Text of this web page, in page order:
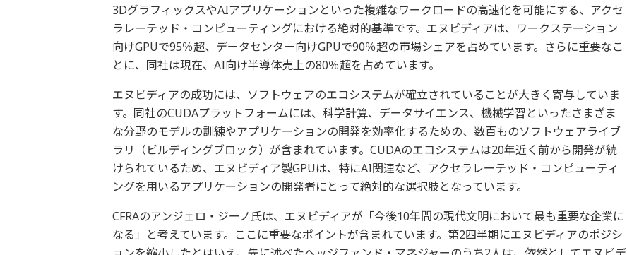
3DグラフィックスやAIアプリケーションといった複雑なワークロードの高速化を可能にする、アクセ
ラレーテッド・コンピューティングにおける絶対的基準です。エヌビディアは、ワークステーション
向けGPUで95％超、データセンター向けGPUで90％超の市場シェアを占めています。さらに重要なこ
とに、同社は現在、AI向け半導体売上の80％超を占めています。
エヌビディアの成功には、ソフトウェアのエコシステムが確立されていることが大きく寄与していま
す。同社のCUDAプラットフォームには、科学計算、データサイエンス、機械学習といったさまざま
な分野のモデルの訓練やアプリケーションの開発を効率化するための、数百ものソフトウェアライブ
ラリ（ビルディングブロック）が含まれています。CUDAのエコシステムは20年近く前から開発が続
けられているため、エヌビディア製GPUは、特にAI関連など、アクセラレーテッド・コンピューティ
ングを用いるアプリケーションの開発者にとって絶対的な選択肢となっています。
CFRAのアンジェロ・ジーノ氏は、エヌビディアが「今後10年間の現代文明において最も重要な企業に
なる」と考えています。ここに重要なポイントが含まれています。第2四半期にエヌビディアのポジシ